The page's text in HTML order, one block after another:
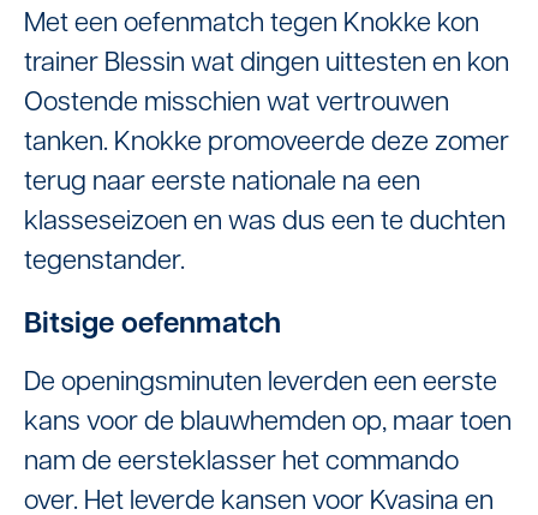
Met een oefenmatch tegen Knokke kon
trainer Blessin wat dingen uittesten en kon
Oostende misschien wat vertrouwen
tanken. Knokke promoveerde deze zomer
terug naar eerste nationale na een
klasseseizoen en was dus een te duchten
tegenstander.
Bitsige oefenmatch
De openingsminuten leverden een eerste
kans voor de blauwhemden op, maar toen
nam de eersteklasser het commando
over. Het leverde kansen voor Kvasina en